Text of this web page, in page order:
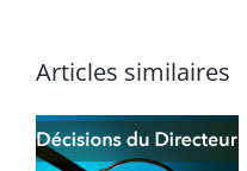
Articles similaires